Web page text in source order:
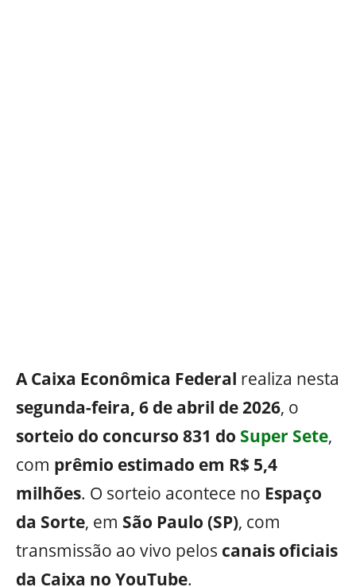
A Caixa Econômica Federal realiza nesta
segunda-feira, 6 de abril de 2026, o
sorteio do concurso 831 do Super Sete,
com prêmio estimado em R$ 5,4
milhões. O sorteio acontece no Espaço
da Sorte, em São Paulo (SP), com
transmissão ao vivo pelos canais oficiais
da Caixa no YouTube.